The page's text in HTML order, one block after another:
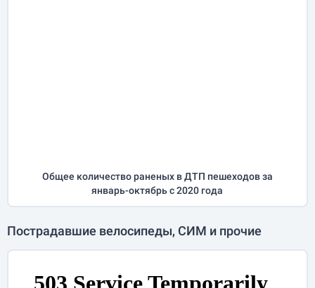
Общее количество раненых в ДТП пешеходов за
январь-октябрьс 2020 года
Пострадавшие велосипеды, СИМ и прочие